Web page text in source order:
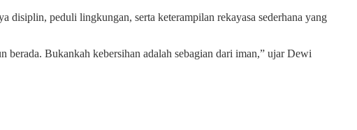
peduli lingkungan, serta keterampilan rekayasa sederhana yang
berada. Bukankah kebersihan adalah sebagian dari iman,” ujar Dewi